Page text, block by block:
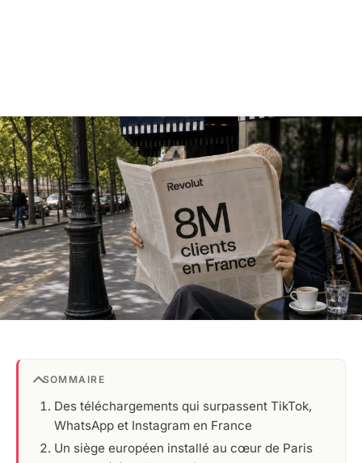
SOMMAIRE
Des téléchargements qui surpassent TikTok,
WhatsApp et Instagram en France
Un siège européen installé au cœur de Paris